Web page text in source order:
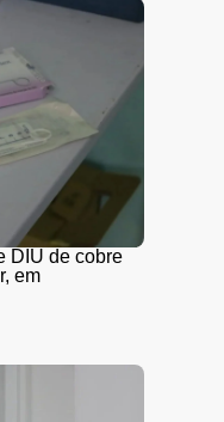
DIU de cobre
em